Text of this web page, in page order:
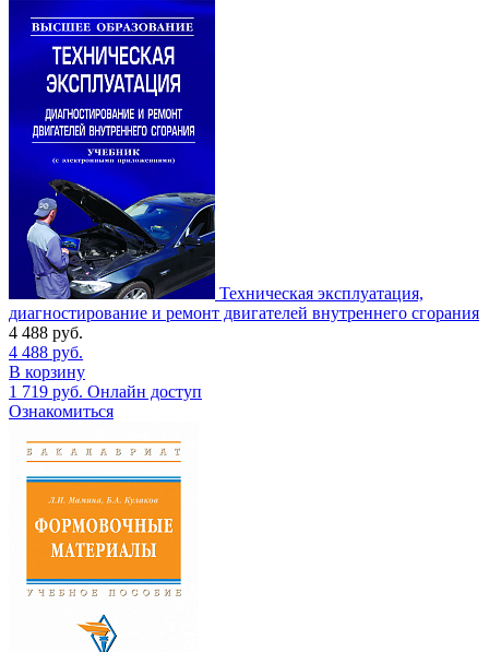
Техническая эксплуатация,
диагностирование и ремонт двигателей внутреннего сгорания
4 488 руб.
4 488 руб.
В корзину
1 719 руб. Онлайн доступ
Ознакомиться